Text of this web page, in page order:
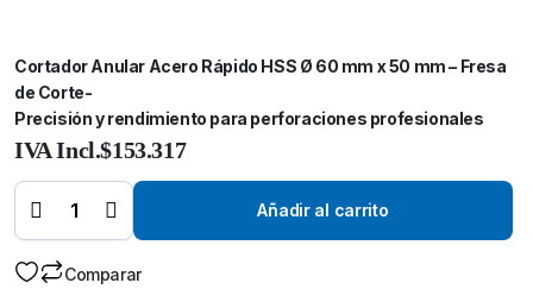
Cortador Anular Acero Rápido HSS Ø 60 mm x 50 mm – Fresa
de Corte-
Precisión y rendimiento para perforaciones profesionales
$153.317
IVA Incl.
Cortador
Anular
Acero
HSS Ø
60 mm x
Broca
de
Corte-
Añadir al carrito
Comparar